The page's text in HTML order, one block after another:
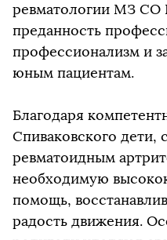
ревматологии МЗ СО
преданность
профессионализм и
юным пациентам.
Благодаря
Спиваковского дети,
ревматоидным
необходимую
помощь,
радость движения.